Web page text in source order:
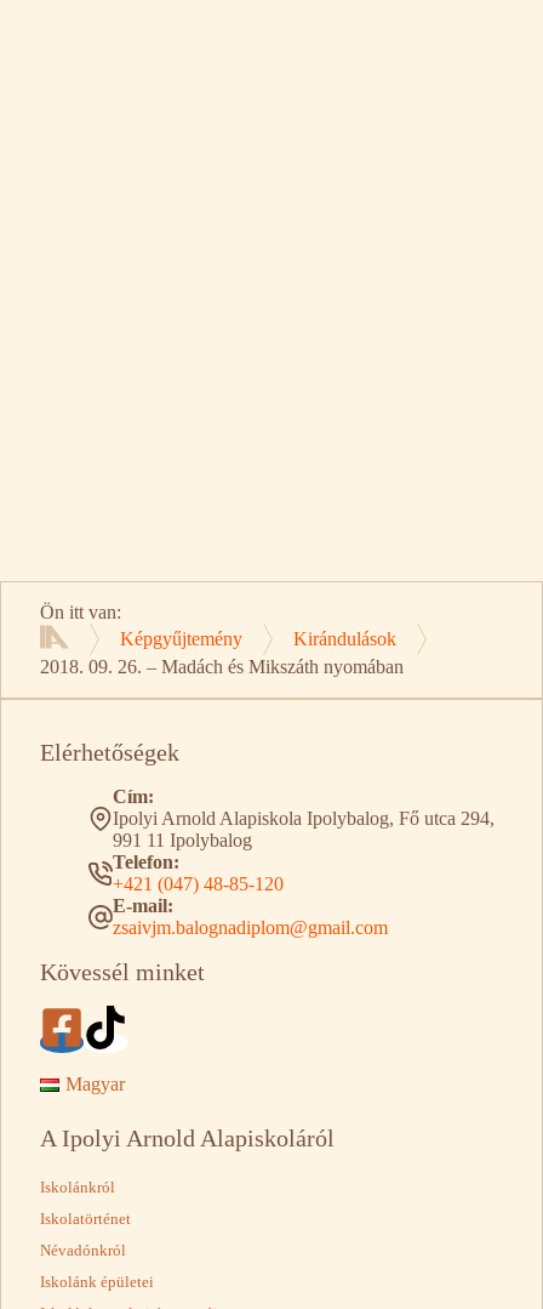
Ön itt van:
Kezdőlap
Képgyűjtemény
Kirándulások
2018. 09. 26. – Madách és Mikszáth nyomában
Elérhetőségek
Cím:
Ipolyi Arnold Alapiskola Ipolybalog, Fő utca 294,
991 11 Ipolybalog
Telefon:
+421 (047) 48-85-120
E-mail:
zsaivjm.balognadiplom@gmail.com
Kövessél minket
Magyar
A Ipolyi Arnold Alapiskoláról
Iskolánkról
Iskolatörténet
Névadónkról
Iskolánk épületei